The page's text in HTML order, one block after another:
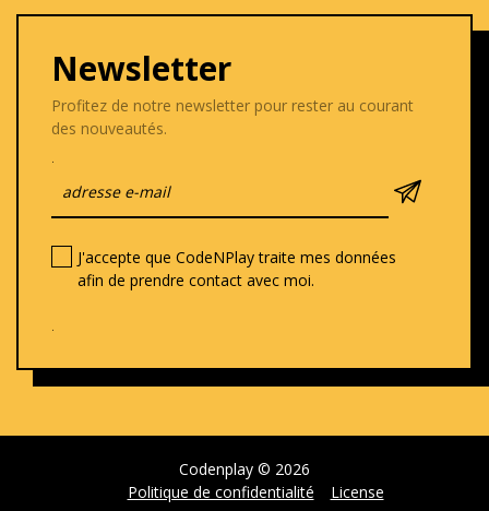
Newsletter
Profitez de notre newsletter pour rester au courant
des nouveautés.
.
J'accepte que CodeNPlay traite mes données
afin de prendre contact avec moi.
.
Codenplay © 2026
Politique de confidentialité
License